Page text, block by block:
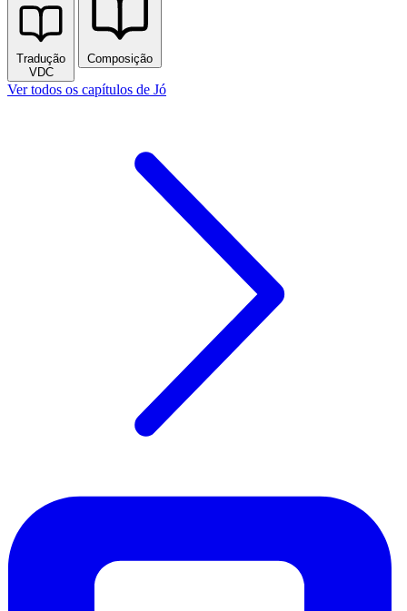
Tradução
VDC
Composição
Ver todos os capítulos de Jó